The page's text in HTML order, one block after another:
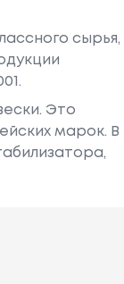
сырья,
Это
марок. В